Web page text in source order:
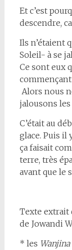
Et c’est
descendre,
Ils n’étaient
Soleil- à se
Ce sont eux
Alors nous
jalousons
C’était au
glace. Puis il
ça faisait
terre, très
avant que le
Texte
de Jowandi
* les Wanjina